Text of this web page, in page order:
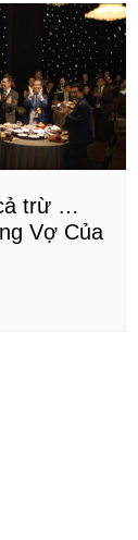
trừ …
Vợ Của